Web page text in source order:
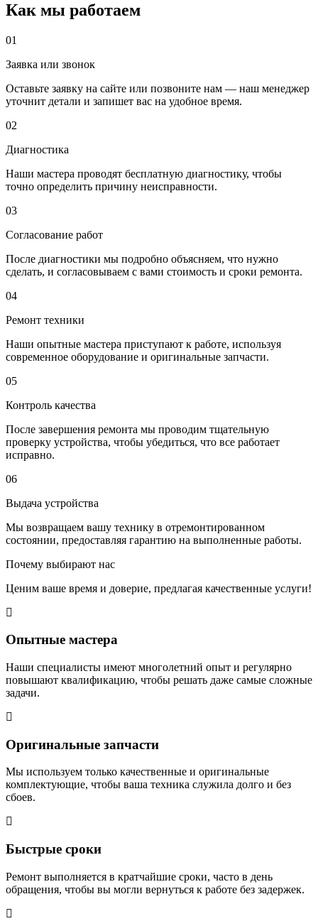
Как мы работаем
01
Заявка или звонок
Оставьте заявку на сайте или позвоните нам — наш менеджер
уточнит детали и запишет вас на удобное время.
02
Диагностика
Наши мастера проводят бесплатную диагностику, чтобы
точно определить причину неисправности.
03
Согласование работ
После диагностики мы подробно объясняем, что нужно
сделать, и согласовываем с вами стоимость и сроки ремонта.
04
Ремонт техники
Наши опытные мастера приступают к работе, используя
современное оборудование и оригинальные запчасти.
05
Контроль качества
После завершения ремонта мы проводим тщательную
проверку устройства, чтобы убедиться, что все работает
исправно.
06
Выдача устройства
Мы возвращаем вашу технику в отремонтированном
состоянии, предоставляя гарантию на выполненные работы.
Почему выбирают нас
Ценим ваше время и доверие, предлагая качественные услуги!
Опытные мастера
Наши специалисты имеют многолетний опыт и регулярно
повышают квалификацию, чтобы решать даже самые сложные
задачи.
Оригинальные запчасти
Мы используем только качественные и оригинальные
комплектующие, чтобы ваша техника служила долго и без
сбоев.
Быстрые сроки
Ремонт выполняется в кратчайшие сроки, часто в день
обращения, чтобы вы могли вернуться к работе без задержек.